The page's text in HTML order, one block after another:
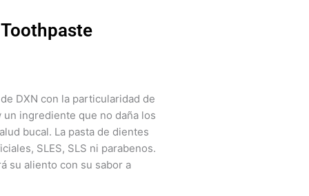
DXN con la particularidad de
ingrediente que no daña los
bucal. La pasta de dientes
SLES, SLS ni parabenos.
su aliento con su sabor a